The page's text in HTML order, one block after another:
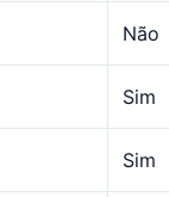
Não
Sim
Sim